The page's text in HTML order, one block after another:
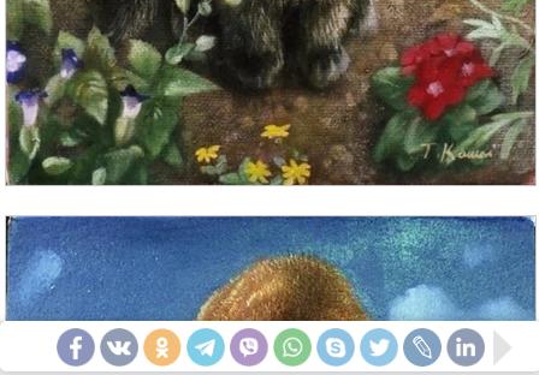
Сейчас работает в масле, и, конечно, любимой
темой полотен являются котики. Ее котики
довольны жизнью, самодостаточны. Они
развалились по диванам и столам, игриво
заглядывают в глаза и полностью контролируют
сердца людей.